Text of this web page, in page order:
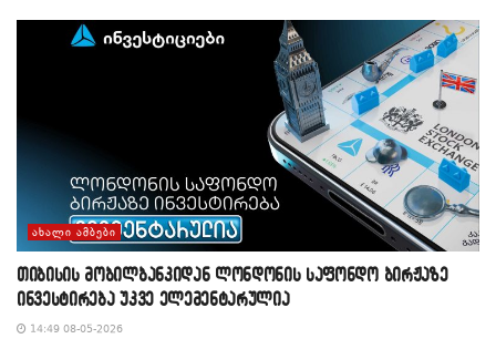
ᲐᲮᲐᲚᲘ ᲐᲛᲑᲔᲑᲘ
თიბისის მობილბანკიდან ლონდონის საფონდო ბირჟაზე
ინვესტირება უკვე ელემენტარულია
14:49 08-05-2026